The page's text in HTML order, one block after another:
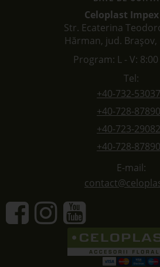
Celoplast Impex
Str. Ecaterina
Hărman, jud. Brașov,
Program: L - V:
Tel:
+40-732-
+40-728-
+40-723-
+40-728-
E-mail: